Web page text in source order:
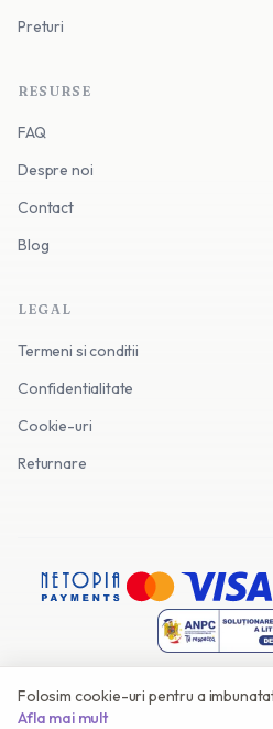
Preturi
RESURSE
FAQ
Despre noi
Contact
Blog
LEGAL
Termeni si conditii
Confidentialitate
Cookie-uri
Returnare
©2026
Folosim cookie-uri pentru a
Afla mai mult